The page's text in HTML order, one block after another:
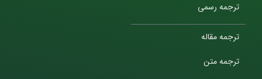
ترجمه رسمی
ترجمه مقاله
ترجمه متن